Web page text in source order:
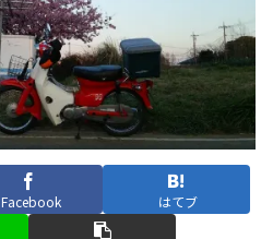
Facebook はてブ